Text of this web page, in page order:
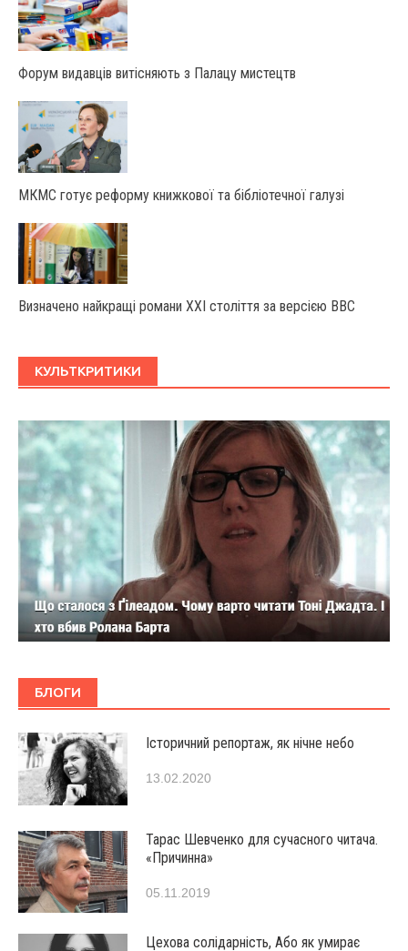
Форум видавців витісняють з Палацу мистецтв
МКМС готує реформу книжкової та бібліотечної галузі
Визначено найкращі романи XXI століття за версією BBC
КУЛЬТКРИТИКИ
БЛОГИ
Історичний репортаж, як нічне небо
13.02.2020
Тарас Шевченко для сучасного читача.
«Причинна»
05.11.2019
Цехова солідарність, Або як умирає